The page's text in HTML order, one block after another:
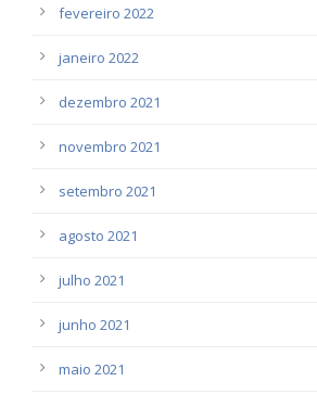
fevereiro 2022
janeiro 2022
dezembro 2021
novembro 2021
setembro 2021
agosto 2021
julho 2021
junho 2021
maio 2021